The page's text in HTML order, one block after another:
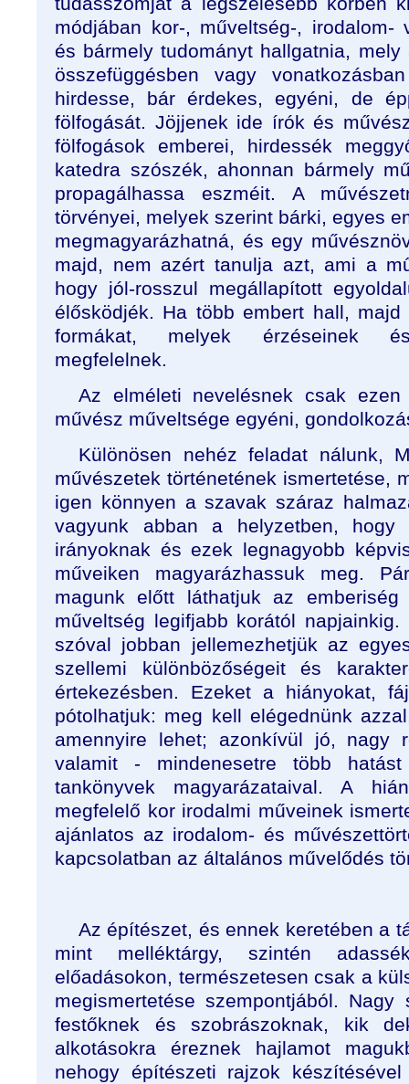
módjában kor-, műveltség-, irodalom-
és bármely tudományt hallgatnia,
összefüggésben vagy
hirdesse, bár érdekes, egyéni, de
fölfogását. Jöjjenek ide írók és
fölfogások emberei, hirdessék
katedra szószék, ahonnan bármely
propagálhassa eszméit. A
törvényei, melyek szerint bárki, egyes
megmagyarázhatná, és egy
majd, nem azért tanulja azt, ami a
hogy jól-rosszul megállapított
élősködjék. Ha több embert hall,
formákat, melyek érzéseinek és
megfelelnek.
Az elméleti nevelésnek csak
művész műveltsége egyéni,
Különösen nehéz feladat nálunk,
művészetek történetének ismertetése,
igen könnyen a szavak száraz
vagyunk abban a helyzetben, hogy
irányoknak és ezek legnagyobb
műveiken magyarázhassuk meg.
magunk előtt láthatjuk az
műveltség legifjabb korától
szóval jobban jellemezhetjük az
szellemi különbözőségeit és
értekezésben. Ezeket a hiányokat,
pótolhatjuk: meg kell elégednünk
amennyire lehet; azonkívül jó, nagy
valamit - mindenesetre több
tankönyvek magyarázataival. A
megfelelő kor irodalmi műveinek
ajánlatos az irodalom- és
kapcsolatban az általános művelődés
Az építészet, és ennek keretében a
mint melléktárgy, szintén
előadásokon, természetesen csak a
megismertetése szempontjából.
festőknek és szobrászoknak, kik
alkotásokra éreznek hajlamot
nehogy építészeti rajzok